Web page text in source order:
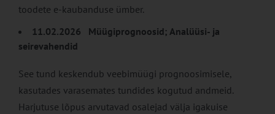
toodete e-kaubanduse ümber.
11.02.2026 Müügiprognoosid; Analüüsi- ja
seirevahendid
See tund keskendub veebimüügi prognoosimisele,
kasutades varasemates tundides kogutud andmeid.
Harjutuse lõpus arvutavad osalejad välja igakuise